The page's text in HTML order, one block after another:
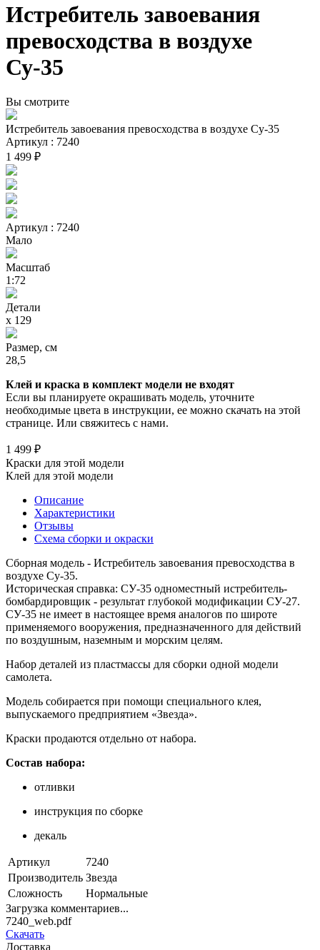
Истребитель завоевания
превосходства в воздухе
Су-35
Вы смотрите
Истребитель завоевания превосходства в воздухе Су-35
Артикул : 7240
1 499 ₽
Артикул : 7240
Мало
Масштаб
1:72
Детали
х 129
Размер, см
28,5
Клей и краска в комплект модели не входят
Если вы планируете окрашивать модель, уточните
необходимые цвета в инструкции, ее можно скачать на этой
странице. Или свяжитесь с нами.
1 499 ₽
Краски для этой модели
Клей для этой модели
Описание
Характеристики
Отзывы
Схема сборки и окраски
Сборная модель - Истребитель завоевания превосходства в
воздухе Су-35.
Историческая справка: СУ-35 одноместный истребитель-
бомбардировщик - результат глубокой модификации СУ-27.
СУ-35 не имеет в настоящее время аналогов по широте
применяемого вооружения, предназначенного для действий
по воздушным, наземным и морским целям.
Набор деталей из пластмассы для сборки одной модели
самолета.
Модель собирается при помощи специального клея,
выпускаемого предприятием «Звезда».
Краски продаются отдельно от набора.
Состав набора:
отливки
инструкция по сборке
декаль
Артикул
7240
Производитель Звезда
Сложность
Нормальные
Загрузка комментариев...
7240_web.pdf
Скачать
Доставка